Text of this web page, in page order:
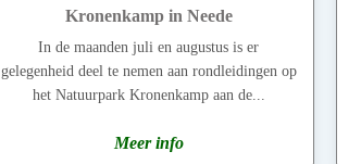
Kronenkamp in Neede
In de maanden juli en augustus is er
gelegenheid deel te nemen aan rondleidingen op
het Natuurpark Kronenkamp aan de...
Meer info